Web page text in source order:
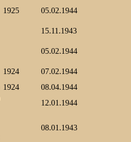
1925 05.02.1944
15.11.1943
05.02.1944
1924
07.02.1944
1924
08.04.1944
12.01.1944
08.01.1943